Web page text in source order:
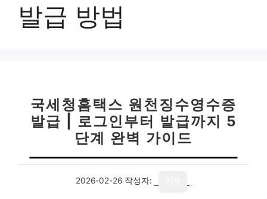
발급 방법
국세청홈택스 원천징수영수증
발급 | 로그인부터 발급까지 5
단계 완벽 가이드
2026-02-26 작성자: